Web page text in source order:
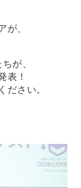
、
が、
表！
さい。